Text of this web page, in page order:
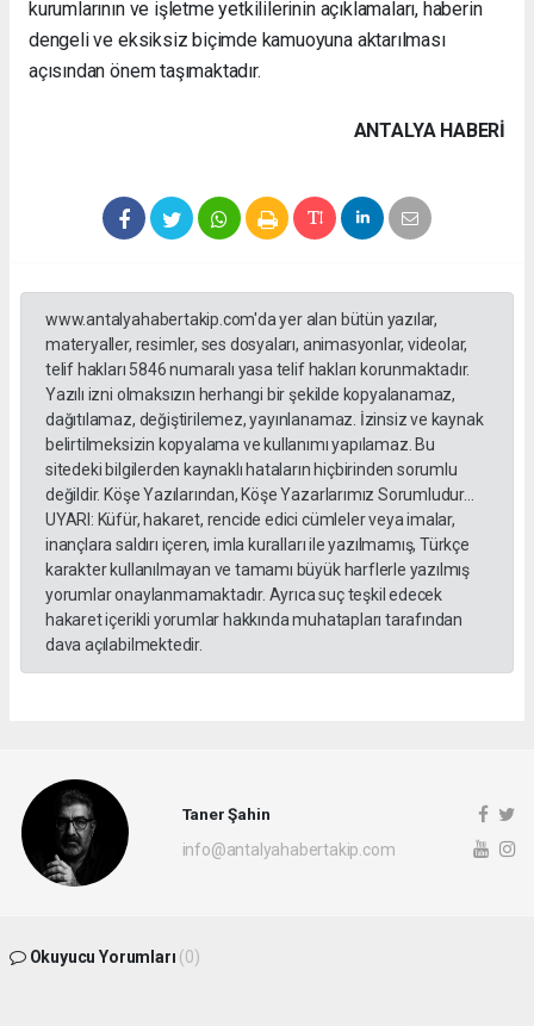
kurumlarının ve işletme yetkililerinin açıklamaları, haberin
dengeli ve eksiksiz biçimde kamuoyuna aktarılması
açısından önem taşımaktadır.
ANTALYA HABERİ
www.antalyahabertakip.com'da yer alan bütün yazılar,
materyaller, resimler, ses dosyaları, animasyonlar, videolar,
telif hakları 5846 numaralı yasa telif hakları korunmaktadır.
Yazılı izni olmaksızın herhangi bir şekilde kopyalanamaz,
dağıtılamaz, değiştirilemez, yayınlanamaz. İzinsiz ve kaynak
belirtilmeksizin kopyalama ve kullanımı yapılamaz. Bu
sitedeki bilgilerden kaynaklı hataların hiçbirinden sorumlu
değildir. Köşe Yazılarından, Köşe Yazarlarımız Sorumludur...
UYARI: Küfür, hakaret, rencide edici cümleler veya imalar,
inançlara saldırı içeren, imla kuralları ile yazılmamış, Türkçe
karakter kullanılmayan ve tamamı büyük harflerle yazılmış
yorumlar onaylanmamaktadır. Ayrıca suç teşkil edecek
hakaret içerikli yorumlar hakkında muhatapları tarafından
dava açılabilmektedir.
Taner Şahin
info@antalyahabertakip.com
Okuyucu Yorumları (0)